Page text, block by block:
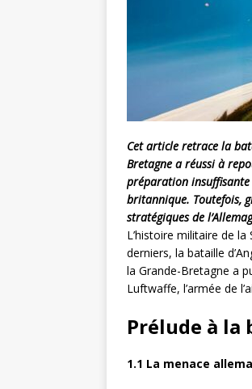
Cet article retrace la
Bretagne a réussi à
préparation insuffisante
britannique. Toutefois,
stratégiques de
L’histoire militaire de
derniers, la bataille
la Grande-Bretagne a
Luftwaffe, l’armée de
Prélude à la
1.1 La menace